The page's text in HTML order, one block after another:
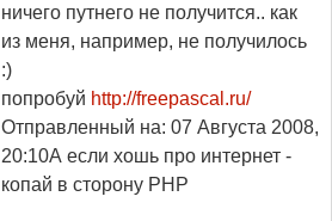
ничего путнего не получится.. как
из меня, например, не получилось
:)
попробуй http://freepascal.ru/
Отправленный на: 07 Августа 2008,
20:10А если хошь про интернет -
копай в сторону PHP